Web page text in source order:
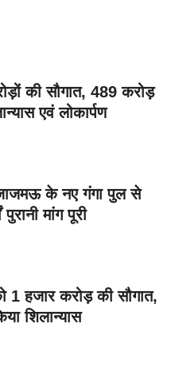
की सौगात, 489 करोड़
एवं लोकार्पण
के नए गंगा पुल से
मांग पूरी
1 हजार करोड़ की सौगात,
शिलान्यास